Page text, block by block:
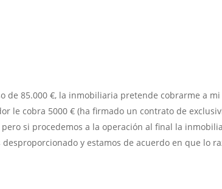
de 85.000 €, la inmobiliaria pretende cobrarme a
le cobra 5000 € (ha firmado un contrato de
si procedemos a la operación al final la
y estamos de acuerdo en que lo